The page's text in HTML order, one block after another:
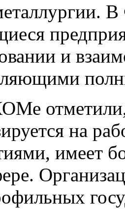
и
отметили,
на
имеет